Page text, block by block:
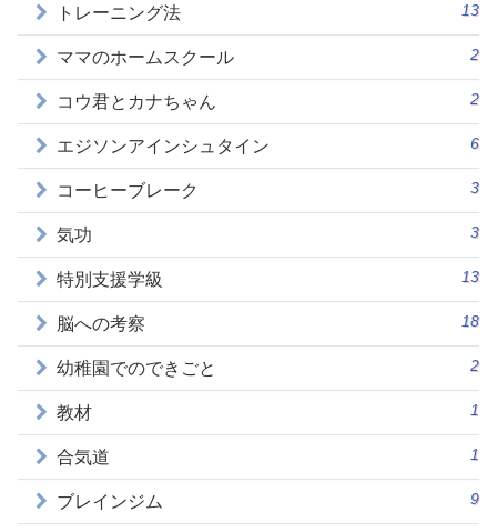
トレーニング法 13
ママのホームスクール 2
コウ君とカナちゃん 2
エジソンアインシュタイン 6
コーヒーブレーク 3
気功 3
特別支援学級 13
脳への考察 18
幼稚園でのできごと 2
教材 1
合気道 1
ブレインジム 9